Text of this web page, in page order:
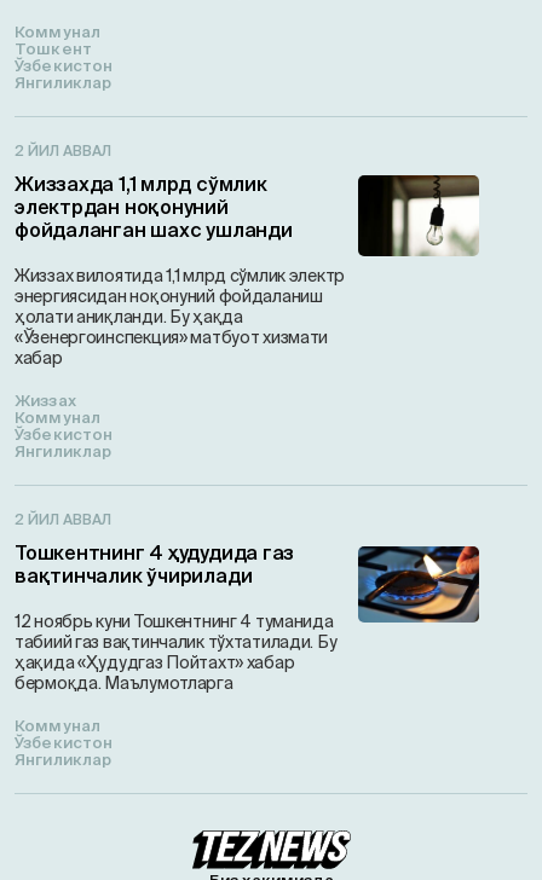
Коммунал
Тошкент
Ўзбекистон
Янгиликлар
2 ЙИЛ АВВАЛ
Жиззахда 1,1 млрд сўмлик
электрдан ноқонуний
фойдаланган шахс ушланди
Жиззах вилоятида 1,1 млрд сўмлик электр
энергиясидан ноқонуний фойдаланиш
ҳолати аниқланди. Бу ҳақда
«Ўзенергоинспекция» матбуот хизмати
хабар
Жиззах
Коммунал
Ўзбекистон
Янгиликлар
2 ЙИЛ АВВАЛ
Тошкентнинг 4 ҳудудида газ
вақтинчалик ўчирилади
12 ноябрь куни Тошкентнинг 4 туманида
табиий газ вақтинчалик тўхтатилади. Бу
ҳақида «Ҳудудгаз Пойтахт» хабар
бермоқда. Маълумотларга
Коммунал
Ўзбекистон
Янгиликлар